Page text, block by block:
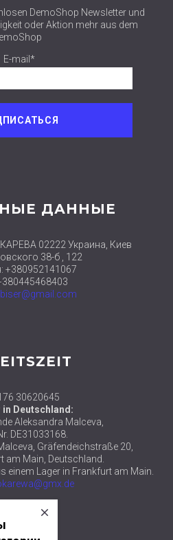
DemoShop Newsletter und
oder Aktion mehr aus dem
E-mail*
ДАННЫЕ
02222 Украина, Киев
38-б , 122
+380952141067
30620645
in Deutschland:
Aleksandra Malceva,
DE31033168.
Gräfendeichstraße 20,
am Main, Deutschland.
einem Lager in Frankfurt am Main.
close